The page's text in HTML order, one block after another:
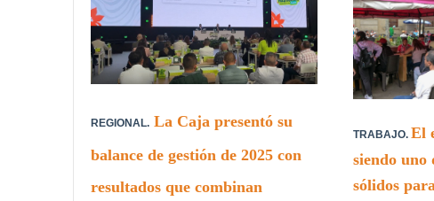
REGIONAL. La Caja presentó su
balance de gestión de 2025 con
resultados que combinan
TRABAJO. El
siendo uno
sólidos